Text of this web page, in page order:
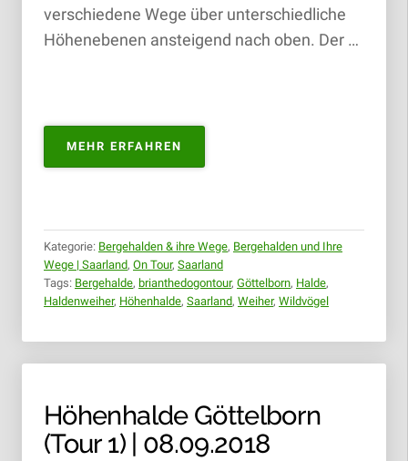
verschiedene Wege über unterschiedliche
Höhenebenen ansteigend nach oben. Der …
MEHR ERFAHREN
GÖTTELBORN
Kategorie: Bergehalden & ihre Wege, Bergehalden und Ihre
Wege | Saarland, On Tour, Saarland
Tags: Bergehalde, brianthedogontour, Göttelborn, Halde,
Haldenweiher, Höhenhalde, Saarland, Weiher, Wildvögel
Höhenhalde Göttelborn
(Tour 1) | 08.09.2018